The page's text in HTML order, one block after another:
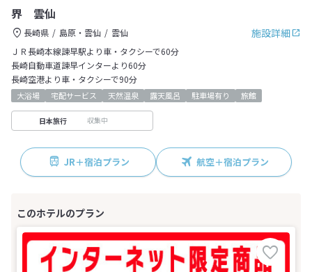
界 雲仙
施設詳細
長崎県 島原・雲仙
雲仙
ＪＲ長崎本線諫早駅より車・タクシーで60分
長崎自動車道諫早インターより60分
長崎空港より車・タクシーで90分
大浴場 宅配サービス 天然温泉 露天風呂 駐車場有り 旅館
日本旅行 収集中
JR＋宿泊プラン 航空＋宿泊プラン